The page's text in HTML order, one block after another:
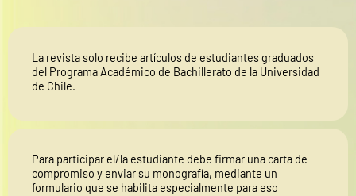
La revista solo recibe artículos de estudiantes graduados
del Programa Académico de Bachillerato de la Universidad
de Chile.
Para participar el/la estudiante debe firmar una carta de
compromiso y enviar su monografía, mediante un
formulario que se habilita especialmente para eso